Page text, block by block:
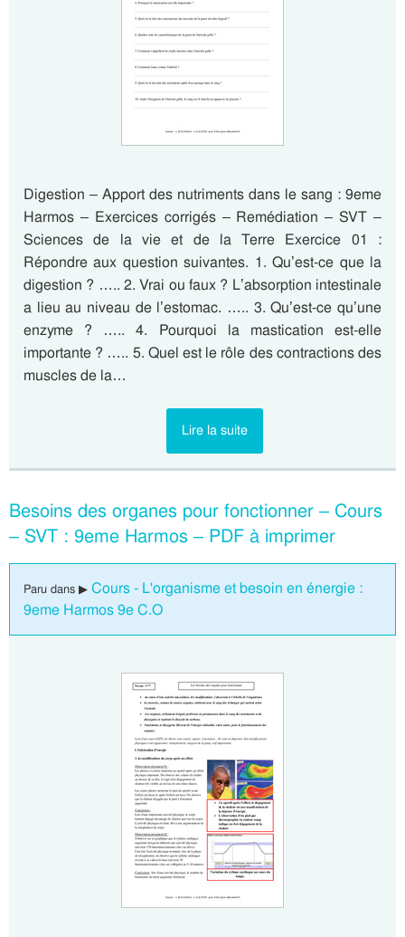
Digestion – Apport des nutriments dans le sang : 9eme
Harmos – Exercices corrigés – Remédiation – SVT –
Sciences de la vie et de la Terre Exercice 01 :
Répondre aux question suivantes. 1. Qu’est-ce que la
digestion ? ….. 2. Vrai ou faux ? L’absorption intestinale
a lieu au niveau de l’estomac. ….. 3. Qu’est-ce qu’une
enzyme ? ….. 4. Pourquoi la mastication est-elle
importante ? ….. 5. Quel est le rôle des contractions des
muscles de la…
Lire la suite
Besoins des organes pour fonctionner – Cours
– SVT : 9eme Harmos – PDF à imprimer
Paru dans ▶ Cours - L'organisme et besoin en énergie :
9eme Harmos 9e C.O